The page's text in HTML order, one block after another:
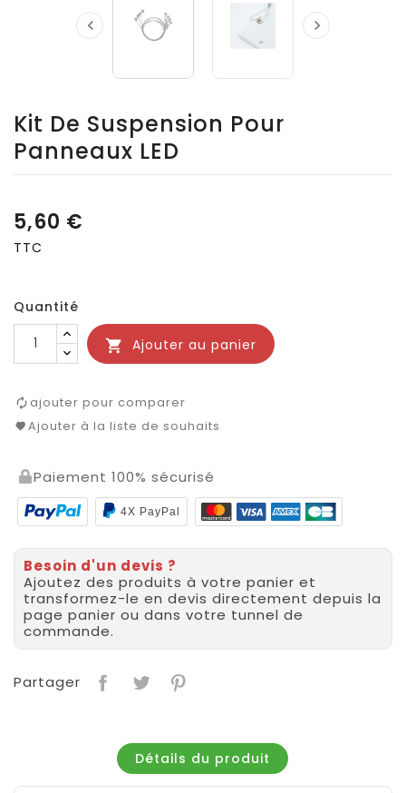
 
Kit De Suspension Pour
Panneaux LED
5,60 €
TTC
Quantité
 Ajouter au panier
ajouter pour comparer
Ajouter à la liste de souhaits
Paiement 100% sécurisé
4X PayPal
Besoin d'un devis ?
Ajoutez des produits à votre panier et
transformez-le en devis directement depuis la
page panier ou dans votre tunnel de
commande.
Partager
Détails du produit